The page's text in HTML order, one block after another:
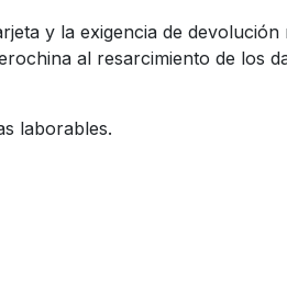
y la exigencia de
al resarcimiento de los
laborables.